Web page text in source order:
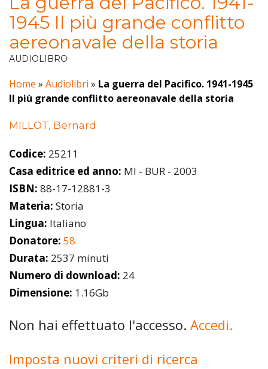
1945 Il più grande conflitto
aereonavale della storia
AUDIOLIBRO
Home » Audiolibri » La guerra del Pacifico. 1941-1945
Il più grande conflitto aereonavale della storia
MILLOT, Bernard
Codice: 25211
Casa editrice ed anno: MI - BUR - 2003
ISBN: 88-17-12881-3
Materia: Storia
Lingua: Italiano
Donatore: 58
Durata: 2537 minuti
Numero di download: 24
Dimensione: 1.16Gb
Non hai effettuato l'accesso. Accedi.
Imposta nuovi criteri di ricerca